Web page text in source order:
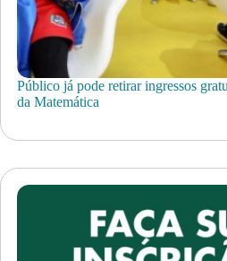
Público já pode retirar ingressos
da Matemática